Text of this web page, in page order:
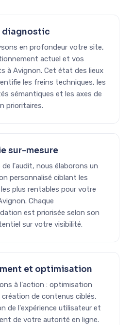
diagnostic
en profondeur votre site,
actuel et vos
à Avignon. Cet état des lieux
les freins techniques, les
sémantiques et les axes de
prioritaires.
sur-mesure
de l'audit, nous élaborons un
personnalisé ciblant les
plus rentables pour votre
Chaque
est priorisée selon son
sur votre visibilité.
et optimisation
à l'action : optimisation
de contenus ciblés,
de l'expérience utilisateur et
de votre autorité en ligne.